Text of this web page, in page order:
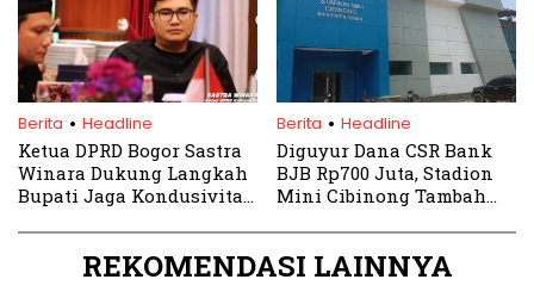
Berita . Headline
Ketua DPRD Bogor Sastra
Winara Dukung Langkah
Bupati Jaga Kondusivitas
Berita . Headline
Diguyur Dana CSR Bank
BJB Rp700 Juta, Stadion
Mini Cibinong Tambah
REKOMENDASI LAINNYA